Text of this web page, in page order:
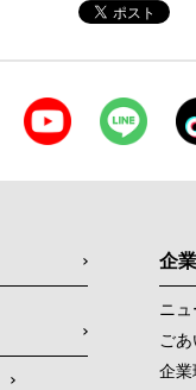
企
ニ
ご
企業